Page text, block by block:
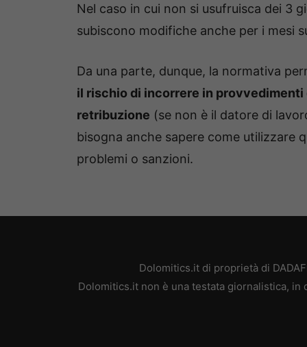
Nel caso in cui non si usufruisca dei 3
subiscono modifiche anche per i mesi
Da una parte, dunque, la normativa
il rischio di incorrere in
retribuzione (se non è il datore di
bisogna anche sapere come utilizzare
problemi o sanzioni.
Dolomitics.it di proprietà di
Dolomitics.it non è una testata giornalistica,